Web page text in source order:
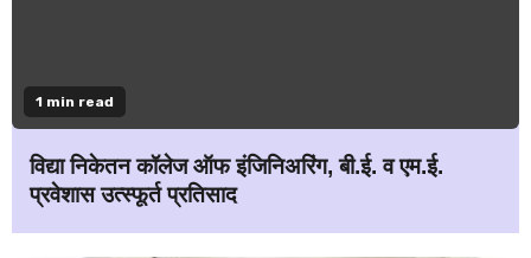
1 min read
विद्या निकेतन कॉलेज ऑफ इंजिनिअरिंग, बी.ई. व एम.ई.
प्रवेशास उत्स्फूर्त प्रतिसाद